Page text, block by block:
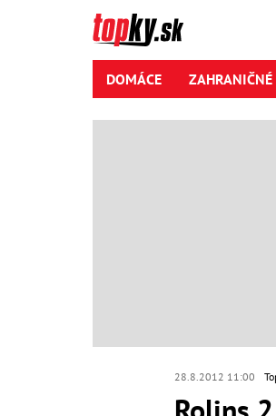
DOMÁCE ZAHRANIČNÉ
28.8.2012 11:00